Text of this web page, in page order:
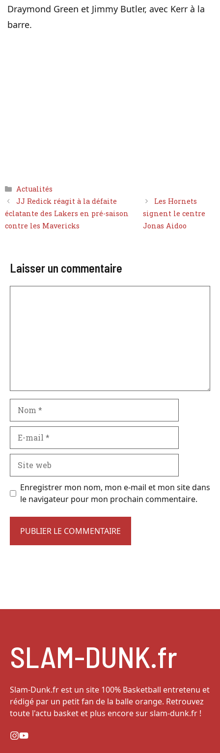
Draymond Green et Jimmy Butler, avec Kerr à la
barre.
Catégories
Actualités
JJ Redick réagit à la défaite
éclatante des Lakers en pré-saison
contre les Mavericks
Les Hornets
signent le centre
Jonas Aidoo
Laisser un commentaire
mail
web
Enregistrer mon nom, mon e-mail et mon site dans
le navigateur pour mon prochain commentaire.
SLAM-DUNK.fr
Slam-Dunk.fr est un site 100% Basketball entretenu et
rédigé par un petit fan de la balle orange. Retrouvez
toute l'actu basket et plus encore sur slam-dunk.fr !